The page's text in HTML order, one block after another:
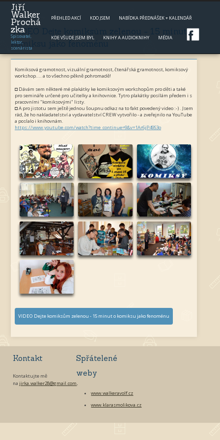
Jiří
Walker
Prochá
zka
Spisovatel,
lektor,
scenárista
PŘEHLED AKCÍ KDO JSEM NABÍDKA PŘEDNÁŠEK + KALENDÁŘ
KDE VŠUDE JSEM BYL KNIHY A AUDIOKNIHY MÉDIA
VIDEO Dejte komiksům zelenou - 15 minut o
komiksu jako fenoménu
Komiksová gramotnost, vizuální gramotnost, čtenářská gramotnost, komiksový
workshop.... a to všechno pěkně pohromadě!
◘ Dávám sem některé mé plakátky ke komiksovým workshopům pro děti a také
pro semináře určené pro učitelky a knihovnice. Tytro plakátky posílám předem i s
pracovními "komiksovými" listy.
◘ A pro jistotu sem ještě jednou šoupnu odkaz na to fakt povedený video :-) . Jsem
rád, že ho nakladatelství a vydavatelství CREW vytvořilo - a zveřejnilo na YouTube
a poslalo i knihovnám.
https://www.youtube.com/watch?time_continue=9&v=1Ar6jP49S3o
VIDEO Dejte komiksům zelenou - 15 minut o komiksu jako fenoménu
Kontakt
Kontaktujte mě
na jirka.walker28@gmail.com
Spřátelené
weby
www.walkeravolf.cz
www.klarasmolikova.cz